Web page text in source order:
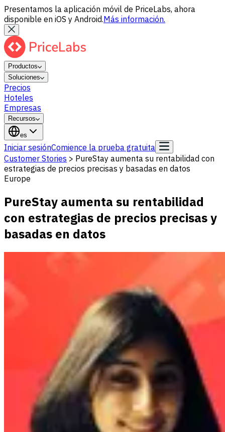
Presentamos la aplicación móvil de PriceLabs, ahora
disponible en iOS y Android.Más información.
Productos
Soluciones
Precios
Hoteles
Empresas
Recursos
es
Iniciar sesiónComience la prueba gratuita
Customer Stories > PureStay aumenta su rentabilidad con
estrategias de precios precisas y basadas en datos
Europe
PureStay aumenta su rentabilidad
con estrategias de precios precisas y
basadas en datos